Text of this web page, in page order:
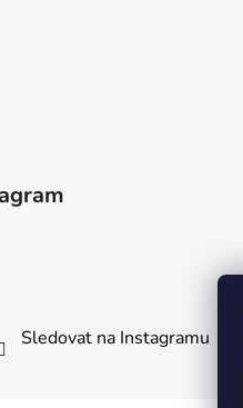
Sledovat na Instagramu